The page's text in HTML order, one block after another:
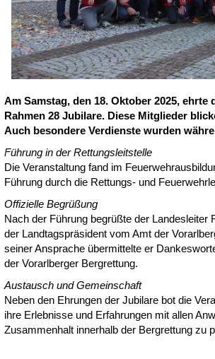
Am Samstag, den 18. Oktober 2025,
Rahmen 28 Jubilare. Diese Mitglieder
Auch besondere Verdienste wurden
Führung in der Rettungsleitstelle
Die Veranstaltung fand im
Führung durch die Rettungs- und
Offizielle Begrüßung
Nach der Führung begrüßte der
der Landtagspräsident vom Amt der
seiner Ansprache übermittelte er
der Vorarlberger Bergrettung.
Austausch und Gemeinschaft
Neben den Ehrungen der Jubilare bot die
ihre Erlebnisse und Erfahrungen mit allen
Zusammenhalt innerhalb der Bergrettung zu